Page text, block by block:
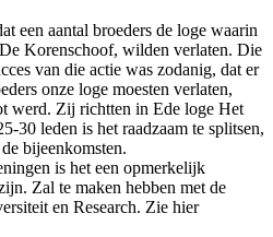
een aantal broeders de loge waarin
Korenschoof, wilden verlaten. Die
van die actie was zodanig, dat er
onze loge moesten verlaten,
werd. Zij richtten in Ede loge Het
30 leden is het raadzaam te splitsen,
bijeenkomsten.
is het een opmerkelijk
Zal te maken hebben met de
en Research. Zie hier